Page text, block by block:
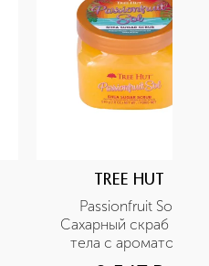
TREE HUT
Passionfruit Sol
Сахарный скраб для
тела с ароматом
маракуйи